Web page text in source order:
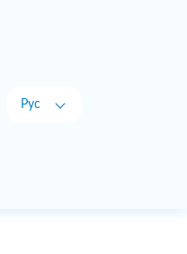
Рус